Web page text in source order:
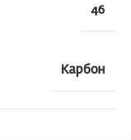
46
Карбон